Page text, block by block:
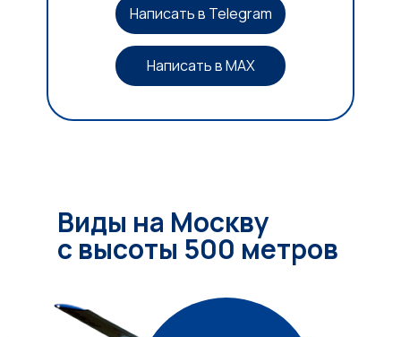
Написать в Telegram
Написать в MAX
Виды на Москву
с высоты 500 метров